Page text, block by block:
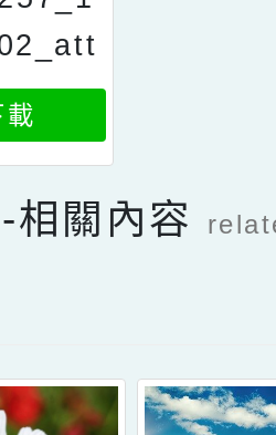
載
相關內容